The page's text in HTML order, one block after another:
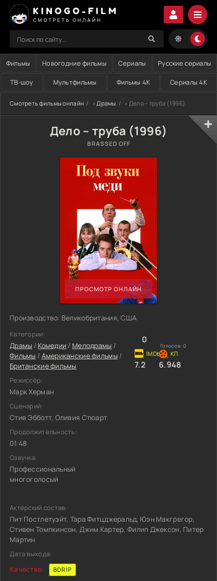
KINOGO-FILM
СМОТРЕТЬ ОНЛАЙН
Фильмы Новогодние фильмы Сериалы Русские сериалы
ТВ-шоу Мультфильмы Фильмы 4K Сериалы 4K
Смотреть фильмы онлайн »Драмы » Дело – труба (1996)
Дело – труба (1996)
BRASSED OFF
ПРОСМОТР ОНЛАЙН
Производство: Великобритания, США
Категории:
Драмы / Комедии / Мелодрамы /
Фильмы / Американские фильмы/
Британские фильмы
Режиссёр:
Марк Херман
Сценарий:
Стив Эбботт, Оливия Стюарт
Продолжительность:
01:48
Озвучка:
Профессиональный
многоголосый
0
Голосов: 0
7.2 6.948
Актёрский состав:
Пит Постлетуэйт, Тара Фитцджеральд, Юэн Макгрегор,
Стивен Томпкинсон, Джим Картер, Филип Джексон, Питер
Мартин
Дата выхода:
Качество: BDRIP